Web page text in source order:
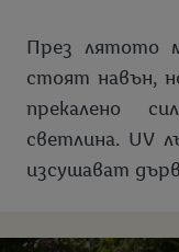
През лятото
стоят навън,
прекалено
светлина. UV
изсушават